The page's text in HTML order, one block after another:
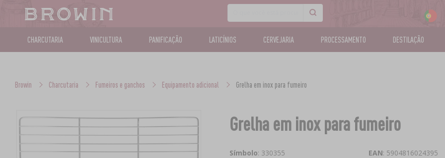
CHARCUTARIA VINICULTURA PANIFICAÇÃO LATICÍNIOS CERVEJARIA PROCESSAMENTO DESTILAÇÃO
Browin Charcutaria Fumeiros e ganchos Equipamento adicional Grelha em inox para fumeiro
Grelha em inox para fumeiro
Símbolo: 330355 EAN: 5904816024395